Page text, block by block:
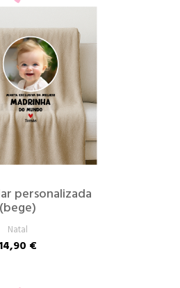
personalizada
(bege)
Natal
€